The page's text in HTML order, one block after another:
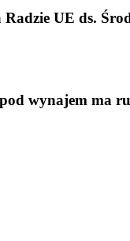
UE ds.
wynajem ma